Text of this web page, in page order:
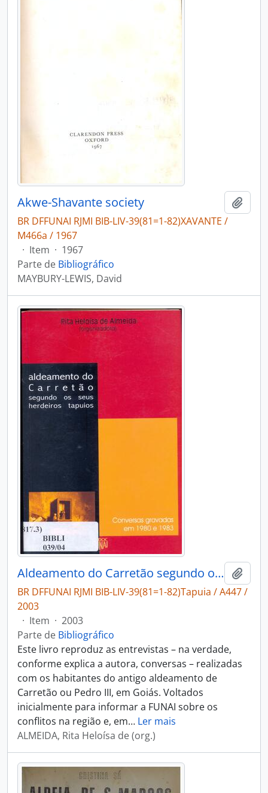
Akwe-Shavante society
BR DFFUNAI RJMI BIB-LIV-39(81=1-82)XAVANTE /
M466a / 1967
· Item · 1967
Parte de Bibliográfico
MAYBURY-LEWIS, David
Aldeamento do Carretão segundo os seus herdeiros Tapuios: conversas gravadas em 1980 e 1983
BR DFFUNAI RJMI BIB-LIV-39(81=1-82)Tapuia / A447 /
2003
· Item · 2003
Parte de Bibliográfico
Este livro reproduz as entrevistas – na verdade,
conforme explica a autora, conversas – realizadas
com os habitantes do antigo aldeamento de
Carretão ou Pedro III, em Goiás. Voltados
inicialmente para informar a FUNAI sobre os
conflitos na região e, em… Ler mais
ALMEIDA, Rita Heloísa de (org.)